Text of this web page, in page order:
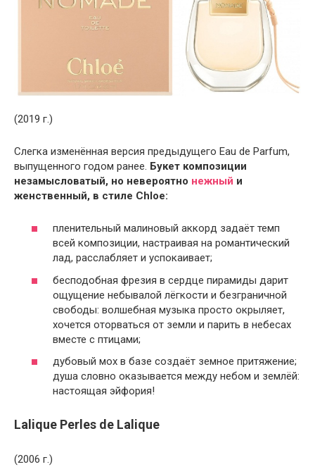
(2019 г.)
Слегка изменённая версия предыдущего Eau de Parfum,
выпущенного годом ранее. Букет композиции
незамысловатый, но невероятно нежный и
женственный, в стиле Chloe:
пленительный малиновый аккорд задаёт темп
всей композиции, настраивая на романтический
лад, расслабляет и успокаивает;
бесподобная фрезия в сердце пирамиды дарит
ощущение небывалой лёгкости и безграничной
свободы: волшебная музыка просто окрыляет,
хочется оторваться от земли и парить в небесах
вместе с птицами;
дубовый мох в базе создаёт земное притяжение;
душа словно оказывается между небом и землёй:
настоящая эйфория!
Lalique Perles de Lalique
(2006 г.)